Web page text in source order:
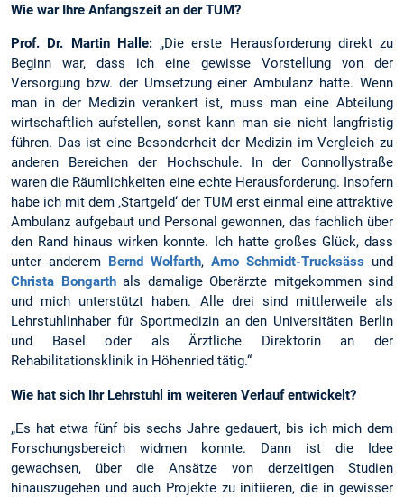
Wie war Ihre Anfangszeit an der TUM?
Prof. Dr. Martin Halle: „Die erste Herausforderung direkt zu
Beginn war, dass ich eine gewisse Vorstellung von der
Versorgung bzw. der Umsetzung einer Ambulanz hatte. Wenn
man in der Medizin verankert ist, muss man eine Abteilung
wirtschaftlich aufstellen, sonst kann man sie nicht langfristig
führen. Das ist eine Besonderheit der Medizin im Vergleich zu
anderen Bereichen der Hochschule. In der Connollystraße
waren die Räumlichkeiten eine echte Herausforderung. Insofern
habe ich mit dem ‚Startgeld‘ der TUM erst einmal eine attraktive
Ambulanz aufgebaut und Personal gewonnen, das fachlich über
den Rand hinaus wirken konnte. Ich hatte großes Glück, dass
unter anderem
Bernd Wolfarth, Arno Schmidt-Trucksäss und
Christa Bongarthals damalige Oberärzte mitgekommen sind
und mich unterstützt haben. Alle drei sind mittlerweile als
Lehrstuhlinhaber für Sportmedizin an den Universitäten Berlin
und Basel oder als Ärztliche Direktorin an der
Rehabilitationsklinik in Höhenried tätig.“
Wie hat sich Ihr Lehrstuhl im weiteren Verlauf entwickelt?
„Es hat etwa fünf bis sechs Jahre gedauert, bis ich mich dem
Forschungsbereich widmen konnte. Dann ist die Idee
gewachsen, über die Ansätze von derzeitigen Studien
hinauszugehen und auch Projekte zu initiieren, die in gewisser